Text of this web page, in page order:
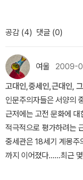
있는 대한민국의 정치 상
책이다. 현실 정치에 대
정당이나 정치인을 거론
들이 한번쯤은 반드시 점
짚어나가고 있다. 특히 보수와 진보의 차이를 정신분석학적 관점에서
살펴보는 일은 흥미롭다
나이와 계층과 성별과
난다. 단순히 교육에 의
는 것도 아니다. 주어진
결정되기도 한다. 모든
으나, 많은 이야기들이
로 이어져 이야기의 소
어요.몇 몇 이야기들은
억 여행이었어요.
들, 201108. '테스 하',
사회의 비판이나 죽음의
않고 충실히 따른, 가장
제인 오스틴 저, 이미애
저, 이미애 역, 열린책
남의 사랑 맺어주려다
는 이야기 11. '그 후',
공감 (4) 댓글 (0)
여울 2009-
고대인,중세인,근대인,
인문주의자들은 서양의
근저에는 고전 문화에
적극적으로 평가하려는
중세관은 18세기 계몽
까지 이어졌다......최근